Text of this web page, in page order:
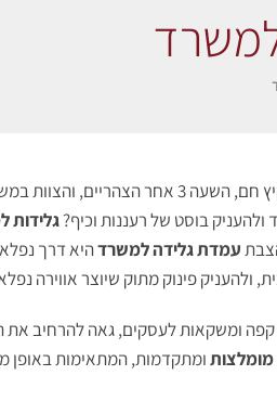
תארו לעצמכם את הסיטואציה הבאה: יום קיץ חם, השעה 3 אחר
בוסט של רעננות וכיף?גלידות
עמדת גלידה למשרדהיא דרך
ולהעניק פינוק מתוק שיוצר אווירה
ומשקאות לעסקים, גאה להרחיב את
מומלצותומתקדמות, המתאימות באופן